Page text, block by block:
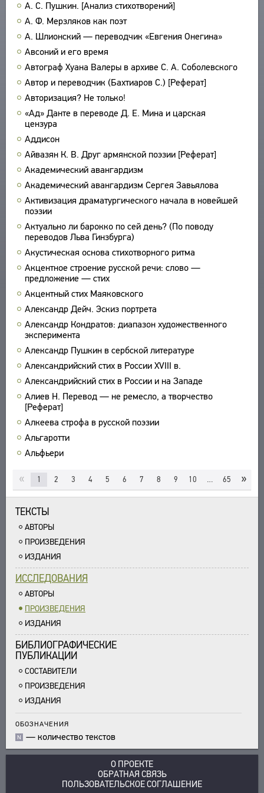
А. С. Пушкин. [Анализ стихотворений]
А. Ф. Мерзляков как поэт
А. Шлионский — переводчик «Евгения Онегина»
Авсоний и его время
Автограф Хуана Валеры в архиве С. А. Соболевского
Автор и переводчик (Бахтиаров С.) [Реферат]
Авторизация? Не только!
«Ад» Данте в переводе Д. Е. Мина и царская
цензура
Аддисон
Айвазян К. В. Друг армянской поэзии [Реферат]
Академический авангардизм
Академический авангардизм Сергея Завьялова
Активизация драматургического начала в новейшей
поэзии
Актуально ли барокко по сей день? (По поводу
переводов Льва Гинзбурга)
Акустическая основа стихотворного ритма
Акцентное строение русской речи: слово —
предложение — стих
Акцентный стих Маяковского
Александр Дейч. Эскиз портрета
Александр Кондратов: диапазон художественного
эксперимента
Александр Пушкин в сербской литературе
Александрийский стих в России XVIII в.
Александрийский стих в России и на Западе
Алиев Н. Перевод — не ремесло, а творчество
[Реферат]
Алкеева строфа в русской поэзии
Альгаротти
Альфьери
« 1 2 3 4 5 6 7 8 9 10 … 65 »
ТЕКСТЫ
АВТОРЫ
ПРОИЗВЕДЕНИЯ
ИЗДАНИЯ
ИССЛЕДОВАНИЯ
АВТОРЫ
ПРОИЗВЕДЕНИЯ
ИЗДАНИЯ
БИБЛИОГРАФИЧЕСКИЕ
ПУБЛИКАЦИИ
СОСТАВИТЕЛИ
ПРОИЗВЕДЕНИЯ
ИЗДАНИЯ
ОБОЗНАЧЕНИЯ
N — количество текстов
О ПРОЕКТЕ
ОБРАТНАЯ СВЯЗЬ
ПОЛЬЗОВАТЕЛЬСКОЕ СОГЛАШЕНИЕ
ПРОИЗВЕДЕНИЯ
ИЗДАНИЯ
ЭНЦИКЛОПЕДИЯ
СЛОВНИК
ВСЕ БИОСПРАВКИ
ПОЭТЫ
ПЕРЕВОДЧИКИ
ИССЛЕДОВАТЕЛИ
ТЕЗАУРУС
СТРУКТУРА
УКАЗАТЕЛЬ ТЕРМИНОВ
ПОИСК
О ПРОЕКТЕ
ЦЕЛИ ПРОЕКТА
ПОДСИСТЕМЫ
БИБЛИОТЕКА
ЭНЦИКЛОПЕДИЯ
ТЕЗАУРУС
ФУНКЦИОНАЛЬНОСТЬ
УКАЗАТЕЛИ
ПОИСК
СВЯЗИ
СОЗДАТЕЛИ ПРОЕКТА
ОБРАТНАЯ СВЯЗЬ
ПОЛЬЗОВАТЕЛЬСКОЕ СОГЛАШЕНИЕ
ЗАКЛАДКИ